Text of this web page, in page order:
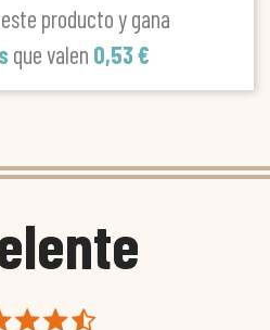
producto y gana
que valen 0,53 €